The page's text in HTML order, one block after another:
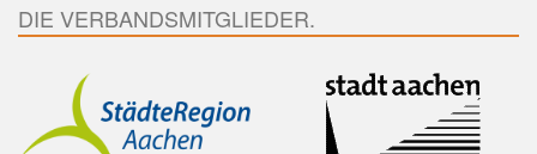
DIE VERBANDSMITGLIEDER.